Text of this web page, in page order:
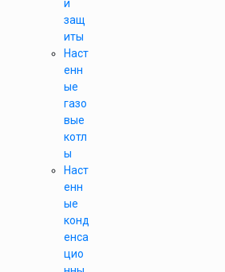
и
защ
иты
Наст
енн
ые
газо
вые
котл
ы
Наст
енн
ые
конд
енса
цио